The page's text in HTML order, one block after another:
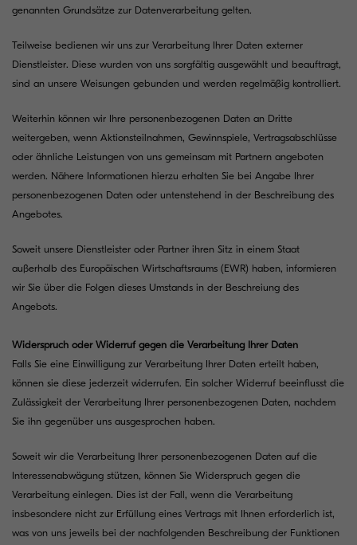
genannten Grundsätze zur Datenverarbeitung gelten.
Teilweise bedienen wir uns zur Verarbeitung Ihrer Daten externer
Dienstleister. Diese wurden von uns sorgfältig ausgewählt und beauftragt,
sind an unsere Weisungen gebunden und werden regelmäßig kontrolliert.
Weiterhin können wir Ihre personenbezogenen Daten an Dritte
weitergeben, wenn Aktionsteilnahmen, Gewinnspiele, Vertragsabschlüsse
oder ähnliche Leistungen von uns gemeinsam mit Partnern angeboten
werden. Nähere Informationen hierzu erhalten Sie bei Angabe Ihrer
personenbezogenen Daten oder untenstehend in der Beschreibung des
Angebotes.
Soweit unsere Dienstleister oder Partner ihren Sitz in einem Staat
außerhalb des Europäischen Wirtschaftsraums (EWR) haben, informieren
wir Sie über die Folgen dieses Umstands in der Beschreiung des
Angebots.
Widerspruch oder Widerruf gegen die Verarbeitung Ihrer Daten
Falls Sie eine Einwilligung zur Verarbeitung Ihrer Daten erteilt haben,
können sie diese jederzeit widerrufen. Ein solcher Widerruf beeinflusst die
Zulässigkeit der Verarbeitung Ihrer personenbezogenen Daten, nachdem
Sie ihn gegenüber uns ausgesprochen haben.
Soweit wir die Verarbeitung Ihrer personenbezogenen Daten auf die
Interessenabwägung stützen, können Sie Widerspruch gegen die
Verarbeitung einlegen. Dies ist der Fall, wenn die Verarbeitung
insbesondere nicht zur Erfüllung eines Vertrags mit Ihnen erforderlich ist,
was von uns jeweils bei der nachfolgenden Beschreibung der Funktionen